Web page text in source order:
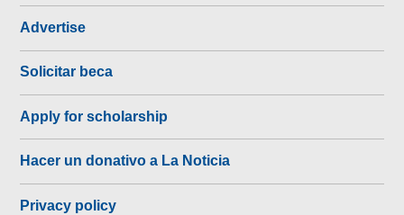
Advertise
Solicitar beca
Apply for scholarship
Hacer un donativo a La Noticia
Privacy policy